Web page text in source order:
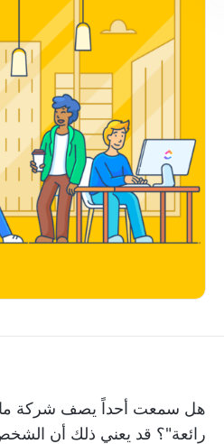
هل سمعت أحداً يصف شركة ما
رائعة"؟ قد يعني ذلك أن